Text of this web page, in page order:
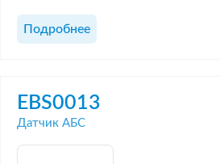
Подробнее
EBS0013
Датчик АБС